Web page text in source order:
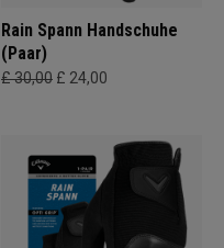
Rain Spann Handschuhe
(Paar)
£ 30,00 £ 24,00